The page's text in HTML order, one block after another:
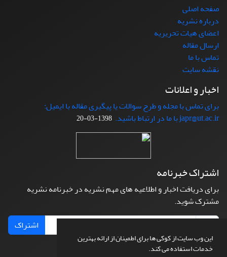
این وب سایت از کوکی ها برای اطمینان از ارائه بهترین
خدمات استفاده می کند.
صفحه اصلی
درباره نشریه
اعضای هیات تحریریه
ارسال مقاله
تماس با ما
نقشه سایت
اخبار و اعلانات
برای تماس با مجله و طرح سوالات یا پیگیری مقاله با ایمیل:
japr@ut.ac.ir با ما در ارتباط باشید.
1398-03-20
اشتراک خبرنامه
برای دریافت اخبار و اطلاعیه های مهم نشریه در خبرنامه نشریه
مشترک شوید.
اشتراک